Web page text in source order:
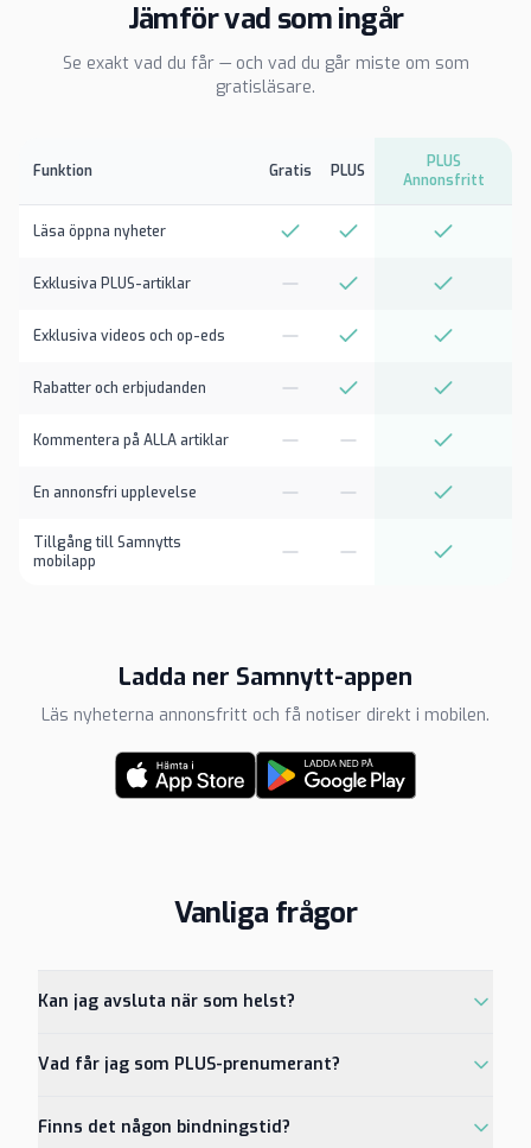
Jämför vad som ingår
Se exakt vad du får — och vad du går miste om som
gratisläsare.
Funktion Gratis PLUS
PLUS
Annonsfritt
Läsa öppna nyheter
Exklusiva PLUS-artiklar
Exklusiva videos och op-eds
Rabatter och erbjudanden
Kommentera på ALLA artiklar
En annonsfri upplevelse
Tillgång till Samnytts
mobilapp
Ladda ner Samnytt-appen
Läs nyheterna annonsfritt och få notiser direkt i mobilen.
Vanliga frågor
Kan jag avsluta när som helst?
Vad får jag som PLUS-prenumerant?
Finns det någon bindningstid?